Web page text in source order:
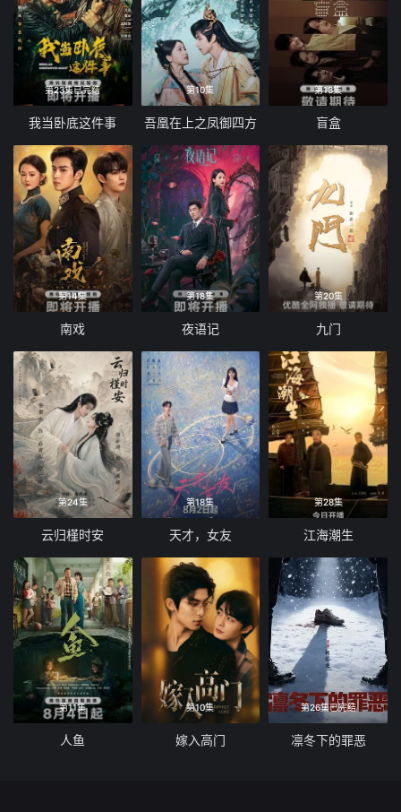
第23集已完结
我当卧底这件事
第10集
吾凰在上之凤御四方
第13集
盲盒
第14集
南戏
第18集
夜语记
第20集
九门
第24集
云归槿时安
第18集
天才，女友
第28集
江海潮生
第11集
人鱼
第10集
嫁入高门
第26集已完结
凛冬下的罪恶